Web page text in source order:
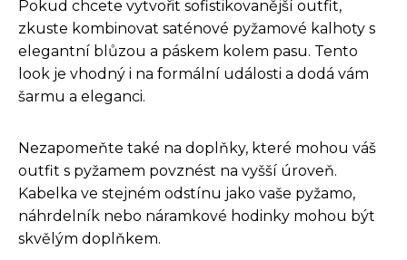
Pokud chcete vytvořit sofistikovanější outfit,
zkuste kombinovat saténové pyžamové kalhoty s
elegantní blůzou a páskem kolem pasu. Tento
look je vhodný i na formální události a dodá vám
šarmu a eleganci.
Nezapomeňte také na doplňky, které mohou váš
outfit s pyžamem povznést na vyšší úroveň.
Kabelka ve stejném odstínu jako vaše pyžamo,
náhrdelník nebo náramkové hodinky mohou být
skvělým doplňkem.